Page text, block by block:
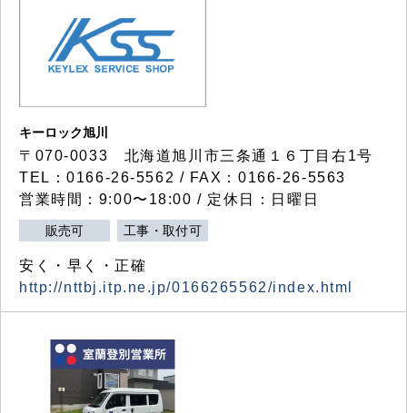
キーロック旭川
〒070-0033 北海道旭川市三条通１６丁目右1号
TEL：0166-26-5562 / FAX：0166-26-5563
営業時間：9:00〜18:00 / 定休日：日曜日
販売可 工事・取付可
安く・早く・正確
http://nttbj.itp.ne.jp/0166265562/index.html